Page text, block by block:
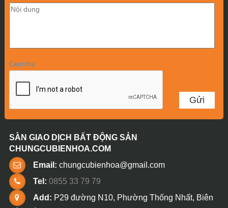
Captcha
SÀN GIAO DỊCH BẤT ĐỘNG SẢN
CHUNGCUBIENHOA.COM
Email: chungcubienhoa@gmail.com
Tel: 0855 33 79 79
Add: P29 đường N10, Phường Thống Nhất, Biên